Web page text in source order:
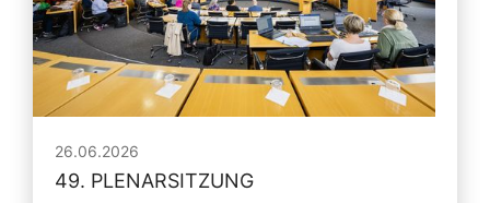
26.06.2026
49. PLENARSITZUNG